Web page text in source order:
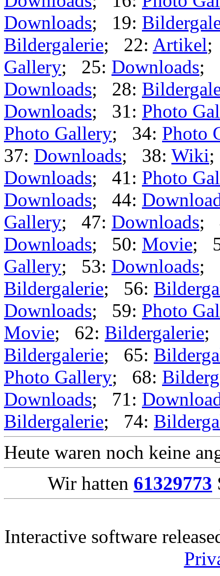
Downloads; 19:
Bildergalerie; 22: Artikel;
Gallery; 25: Downloads;
Downloads; 28:
Downloads; 31: Photo
Photo Gallery; 34: Photo
37: Downloads; 38: Wiki
Downloads; 41: Photo
Downloads; 44:
Gallery; 47: Downloads;
Downloads; 50: Movie;
Gallery; 53: Downloads;
Bildergalerie; 56:
Downloads; 59: Photo
Movie; 62: Bildergalerie;
Bildergalerie; 65:
Photo Gallery; 68:
Downloads; 71:
Bildergalerie; 74:
Heute waren noch keine
Wir hatten 61329773
Interactive software